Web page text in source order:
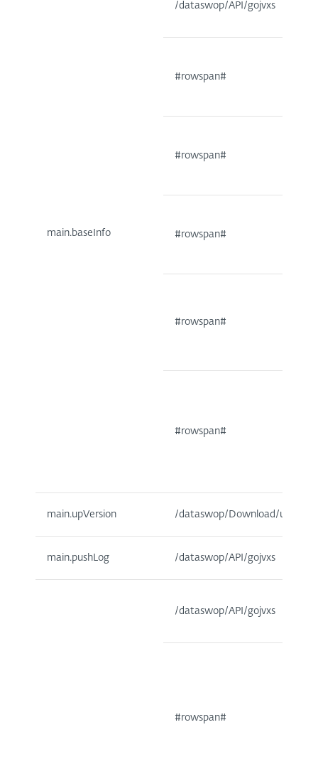
main.baseInfo
/dataswop/API/gojvxs
#rowspan#
#rowspan#
#rowspan#
#rowspan#
#rowspan#
main.upVersion /dataswop/Download/
main.pushLog /dataswop/API/gojvxs
/dataswop/API/gojvxs
#rowspan#